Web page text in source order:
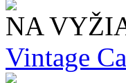
NA
Vintage